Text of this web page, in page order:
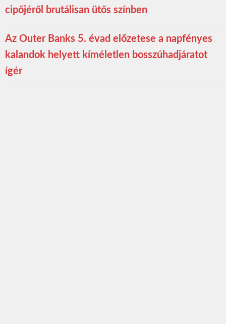
cipőjéről brutálisan ütős színben
Az Outer Banks 5. évad előzetese a napfényes
kalandok helyett kíméletlen bosszúhadjáratot
ígér